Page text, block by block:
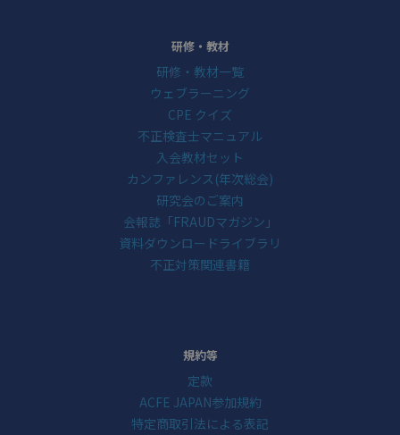
研修・教材
研修・教材一覧
ウェブラーニング
CPE クイズ
不正検査士マニュアル
入会教材セット
カンファレンス(年次総会)
研究会のご案内
会報誌「FRAUDマガジン」
資料ダウンロードライブラリ
不正対策関連書籍
規約等
定款
ACFE JAPAN参加規約
特定商取引法による表記